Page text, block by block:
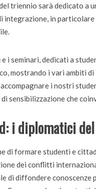
triennio sarà dedicato a
integrazione, in
i seminari, dedicati a
mostrando i vari ambiti
i nostri
sensibilizzazione che
i diplomatici
di formare studenti e
dei conflitti
di diffondere conoscenze